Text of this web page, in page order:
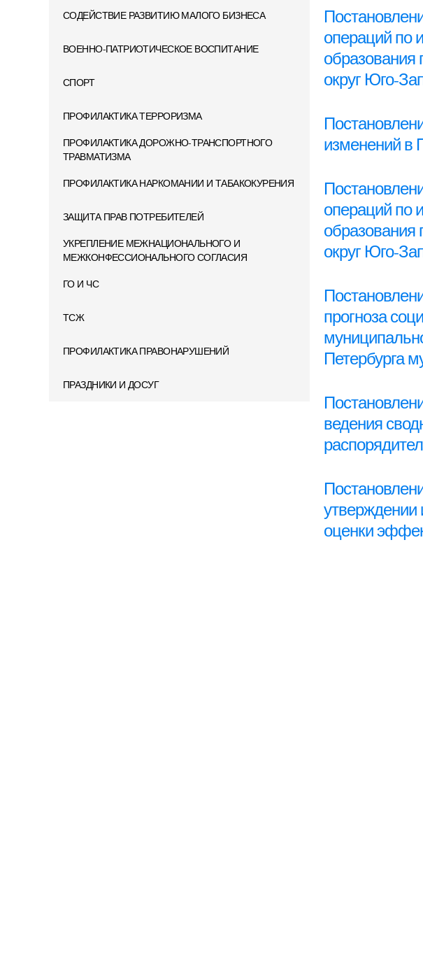
СОДЕЙСТВИЕ РАЗВИТИЮ МАЛОГО БИЗНЕСА
ВОЕННО-ПАТРИОТИЧЕСКОЕ ВОСПИТАНИЕ
СПОРТ
ПРОФИЛАКТИКА ТЕРРОРИЗМА
ПРОФИЛАКТИКА ДОРОЖНО-ТРАНСПОРТНОГО
ТРАВМАТИЗМА
ПРОФИЛАКТИКА НАРКОМАНИИ И ТАБАКОКУРЕНИЯ
ЗАЩИТА ПРАВ ПОТРЕБИТЕЛЕЙ
УКРЕПЛЕНИЕ МЕЖНАЦИОНАЛЬНОГО И
МЕЖКОНФЕССИОНАЛЬНОГО СОГЛАСИЯ
ГО И ЧС
ТСЖ
ПРОФИЛАКТИКА ПРАВОНАРУШЕНИЙ
ПРАЗДНИКИ И ДОСУГ
операций по
образования
округ Юго-
изменений в
операций по
образования
округ Юго-
прогноза
Петербурга
ведения
оценки